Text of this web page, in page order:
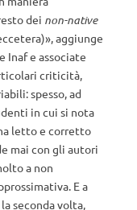
dei non-native
aggiunge
Inaf e associate
criticità,
spesso, ad
in cui si nota
letto e corretto
mai con gli autori
a non
E a
seconda volta,